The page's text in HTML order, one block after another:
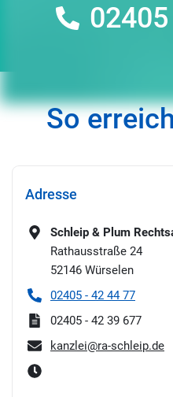
So
Adresse
Schleip & Plum
Rathausstraße 24
52146 Würselen
02405 - 42 44 77
02405 - 42 39 677
kanzlei@ra-schleip.de